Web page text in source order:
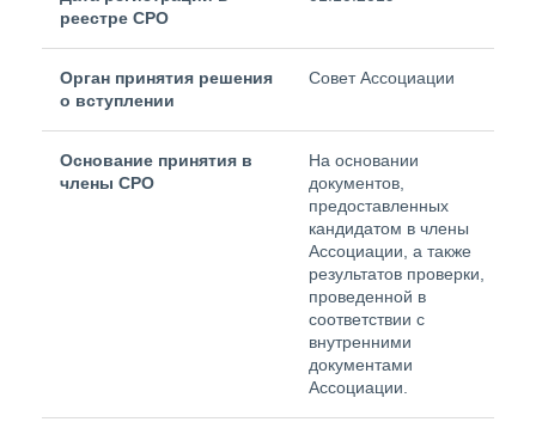
реестре СРО
Орган принятия решения
о вступлении
Совет Ассоциации
Основание принятия в
члены СРО
На основании
документов,
предоставленных
кандидатом в члены
Ассоциации, а также
результатов проверки,
проведенной в
соответствии с
внутренними
документами
Ассоциации.